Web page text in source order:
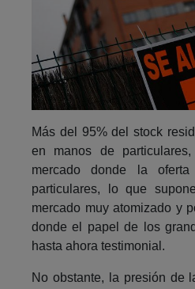
Más del 95% del stock
en manos de
mercado donde la
particulares, lo que
mercado muy atomizado y
donde el papel de los
hasta ahora testimonial.
No obstante, la presión de